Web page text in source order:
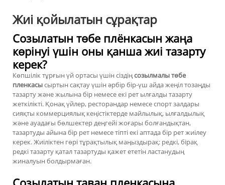
Жиі қойылатын сұрақтар
Созылатын төбе плёнкасын жаңа
көрінуі үшін оны қанша жиі тазарту
керек?
Көпшілік тұрғын үй ортасы үшін сіздіңсозылмалы төбе
пленкасысыртын сақтау үшін әрбір бір-үш айда жеңіл тозаңды
тазарту және жылына бір немесе екі рет ылғалды тазарту
жеткілікті. Қонақ үйлер, ресторандар немесе спорт залдары
сияқты коммерциялық кеңістіктерде майлылық, ылғалдылық
және ауадағы бөлшектер деңгейі жоғары болғандықтан,
тазартуды айына бір рет немесе тіпті екі аптада бір рет жиілеу
керек. Жиіліктен гөрі тұрақтылық маңыздырақ: редкі, бірақ
редкі тазарту қатал тазартуды қажет ететін ластанудың
жиналуын болдырмаған.